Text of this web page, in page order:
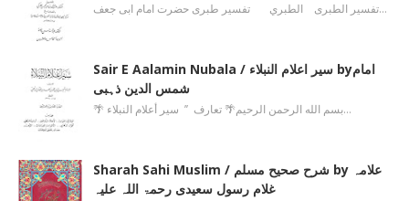
تفسیر الطبری الطبري تفسیر طبری حضرت امام ابی جعف…
Sair E Aalamin Nubala / سیر اعلام النبلاء byامام
شمس الدین ذہبی
🌴 بسم الله الرحمن الرحیم🌴 تعارف ’’ سیر أعلام النبلاء…
Sharah Sahi Muslim / شرح صحیح مسلم by علامہ
غلام رسول سعیدی رحمۃ اللہ علیہ